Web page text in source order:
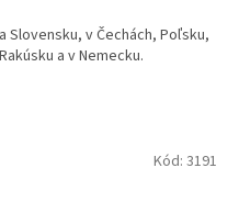
Slovensku, v Čechách, Poľsku,
a v Nemecku.
Kód: 3191